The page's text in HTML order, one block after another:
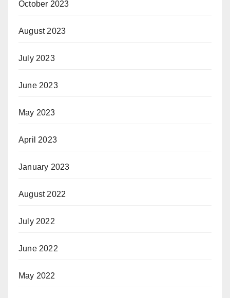
October 2023
August 2023
July 2023
June 2023
May 2023
April 2023
January 2023
August 2022
July 2022
June 2022
May 2022